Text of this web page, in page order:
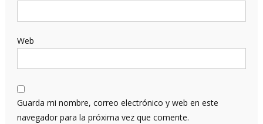
Web
Guarda mi nombre, correo electrónico y web en este
navegador para la próxima vez que comente.